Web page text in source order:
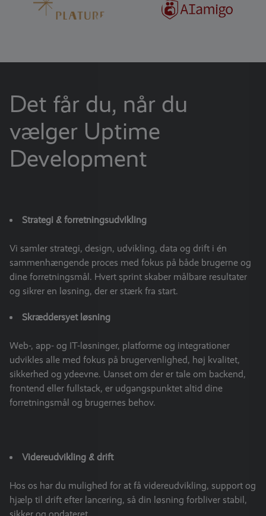
Det får du, når du
vælger Uptime
Development
Strategi & forretningsudvikling
Vi samler strategi, design, udvikling, data og drift i én
sammenhængende proces med fokus på både brugerne og
dine forretningsmål. Hvert sprint skaber målbare resultater
og sikrer en løsning, der er stærk fra start.
Skræddersyet løsning
Web-, app- og IT-løsninger, platforme og integrationer
udvikles alle med fokus på brugervenlighed, høj kvalitet,
sikkerhed og ydeevne. Uanset om der er tale om backend,
frontend eller fullstack, er udgangspunktet altid dine
forretningsmål og brugernes behov.
Videreudvikling & drift
Hos os har du mulighed for at få videreudvikling, support og
hjælp til drift efter lancering, så din løsning forbliver stabil,
sikker og opdateret.